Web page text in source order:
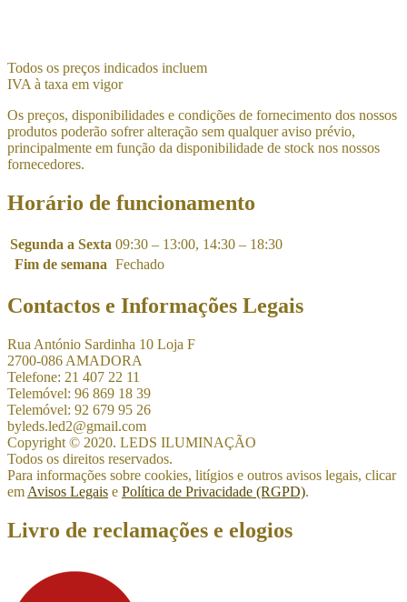
Todos os preços indicados incluem
IVA à taxa em vigor
Os preços, disponibilidades e condições de fornecimento dos nossos
produtos poderão sofrer alteração sem qualquer aviso prévio,
principalmente em função da disponibilidade de stock nos nossos
fornecedores.
Horário de funcionamento
Segunda a Sexta 09:30 – 13:00, 14:30 – 18:30
Fim de semana Fechado
Contactos e Informações Legais
Rua António Sardinha 10 Loja F
2700-086 AMADORA
Telefone: 21 407 22 11
Telemóvel: 96 869 18 39
Telemóvel: 92 679 95 26
byleds.led2@gmail.com
Copyright © 2020. LEDS ILUMINAÇÃO
Todos os direitos reservados.
Para informações sobre cookies, litígios e outros avisos legais, clicar
em Avisos Legais e Política de Privacidade (RGPD).
Livro de reclamações e elogios